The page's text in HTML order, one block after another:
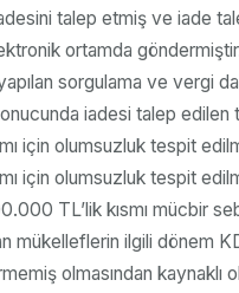
talep etmiş ve iade
ortamda
sorgulama ve vergi
iadesi talep edilen
için olumsuzluk tespit
için olumsuzluk tespit
TL’lik kısmı mücbir
mükelleflerin ilgili dönem
olmasından kaynaklı